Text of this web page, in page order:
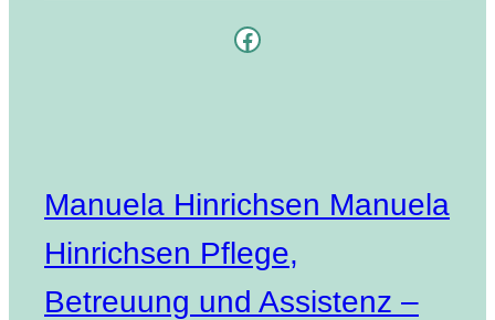
Facebook
Manuela Hinrichsen Manuela
Hinrichsen Pflege,
Betreuung und Assistenz –